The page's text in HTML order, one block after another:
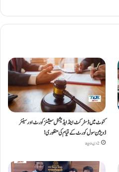
کنوٹ میں ڈسٹرکٹ اینڈ ایڈیشنل سیشنز کورٹ اور سینئر
ڈویژن سول کورٹ کے قیام کی منظوری!
2 دن ago